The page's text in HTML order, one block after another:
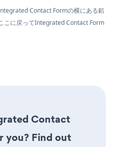
Contact Formの横にある鉛
こに戻ってIntegrated Contact Form
Contact
you? Find out